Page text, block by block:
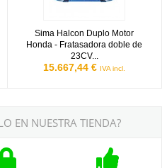
Sima Halcon Duplo Motor
Honda - Fratasadora doble de
23CV...
15.667,44 € IVA incl.
EN NUESTRA TIENDA?